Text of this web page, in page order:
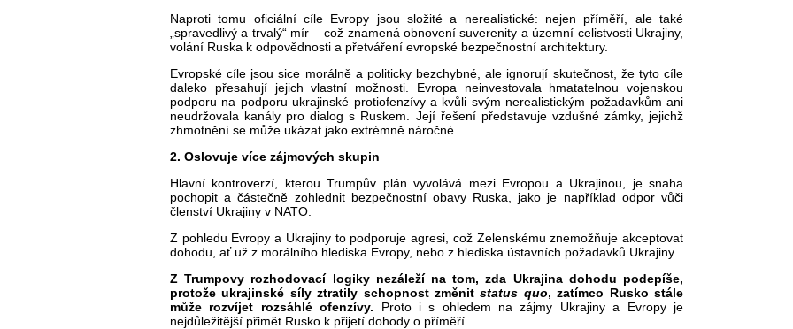
Naproti tomu oficiální cíle Evropy jsou složité a nerealistické: nejen příměří, ale také
„spravedlivý a trvalý“ mír – což znamená obnovení suverenity a územní celistvosti Ukrajiny,
volání Ruska k odpovědnosti a přetváření evropské bezpečnostní architektury.
Evropské cíle jsou sice morálně a politicky bezchybné, ale ignorují skutečnost, že tyto cíle
daleko přesahují jejich vlastní možnosti. Evropa neinvestovala hmatatelnou vojenskou
podporu na podporu ukrajinské protiofenzívy a kvůli svým nerealistickým požadavkům ani
neudržovala kanály pro dialog s Ruskem. Její řešení představuje vzdušné zámky, jejichž
zhmotnění se může ukázat jako extrémně náročné.
2. Oslovuje více zájmových skupin
Hlavní kontroverzí, kterou Trumpův plán vyvolává mezi Evropou a Ukrajinou, je snaha
pochopit a částečně zohlednit bezpečnostní obavy Ruska, jako je například odpor vůči
členství Ukrajiny v NATO.
Z pohledu Evropy a Ukrajiny to podporuje agresi, což Zelenskému znemožňuje akceptovat
dohodu, ať už z morálního hlediska Evropy, nebo z hlediska ústavních požadavků Ukrajiny.
Z Trumpovy rozhodovací logiky nezáleží na tom, zda Ukrajina dohodu podepíše,
protože ukrajinské síly ztratily schopnost změnitstatus quo, zatímco Rusko stále
může rozvíjet rozsáhlé ofenzívy. Proto i s ohledem na zájmy Ukrajiny a Evropy je
nejdůležitější přimět Rusko k přijetí dohody o příměří.